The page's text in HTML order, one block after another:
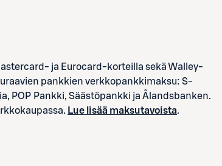
ja Eurocard-korteilla sekä Walley-
pankkien verkkopankkimaksu: S-
POP Pankki, Säästöpankki ja Ålandsbanken.
Lue lisää maksutavoista.